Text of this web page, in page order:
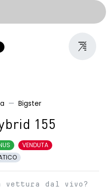
Bigster
155
VENDUTA
vettura dal vivo?